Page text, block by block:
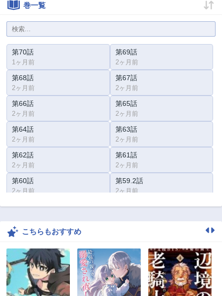
巻一覧
第70話
1ヶ月前
第69話
2ヶ月前
第68話
2ヶ月前
第67話
2ヶ月前
第66話
2ヶ月前
第65話
2ヶ月前
第64話
2ヶ月前
第63話
2ヶ月前
第62話
2ヶ月前
第61話
2ヶ月前
第60話
2ヶ月前
第59.2話
2ヶ月前
第59.1話 第58.2話
第58.1話
第56.2話
2ヶ月前
第56.1話
2ヶ月前
第55.2話
2ヶ月前
第55.1話
2ヶ月前
こちらもおすすめ